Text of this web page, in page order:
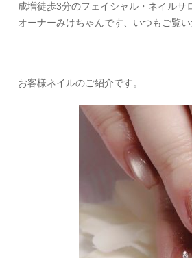
成増徒歩3分のフェイシャル・ネイル
オーナーみけちゃんです、いつもご覧
お客様ネイルのご紹介です。